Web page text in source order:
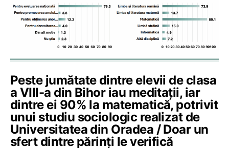
Peste jumătate dintre elevii de clasa
a VIII-a din Bihor iau meditații, iar
dintre ei 90% la matematică, potrivit
unui studiu sociologic realizat de
Universitatea din Oradea / Doar un
sfert dintre părinți le verifică